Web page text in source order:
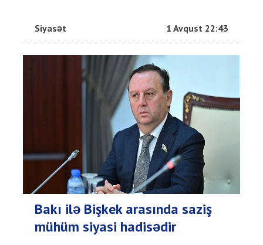
Siyasət 1 Avqust 22:43
Bakı ilə Bişkek arasında saziş
mühüm siyasi hadisədir